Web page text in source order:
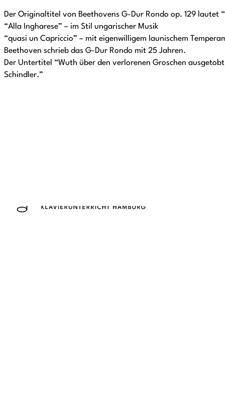
Der Originaltitel von Beethovens G-Dur Rondo op. 129 lautet
“Alla Ingharese” – im Stil ungarischer Musik
“quasi un Capriccio” – mit eigenwilligem launischem
Beethoven schrieb das G-Dur Rondo mit 25 Jahren.
Der Untertitel “Wuth über den verlorenen Groschen
Schindler.”